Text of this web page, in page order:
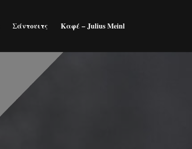
Σάντουιτς Καφέ – Julius Meinl